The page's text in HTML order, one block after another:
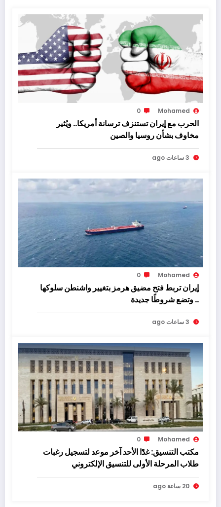
Mohamed
0
الحرب مع إيران تستنزف ترسانة أمريكا.. ويُثير
مخاوف بشأن روسيا والصين
3 ساعات ago
Mohamed
0
إيران تربط فتح مضيق هرمز بتغيير واشنطن سلوكها
.. وتضع شروطًا جديدة
3 ساعات ago
Mohamed
0
مكتب التنسيق: غدًا الأحد آخر موعد لتسجيل رغبات
طلاب المرحلة الأولى للتنسيق الإلكتروني
20 ساعة ago